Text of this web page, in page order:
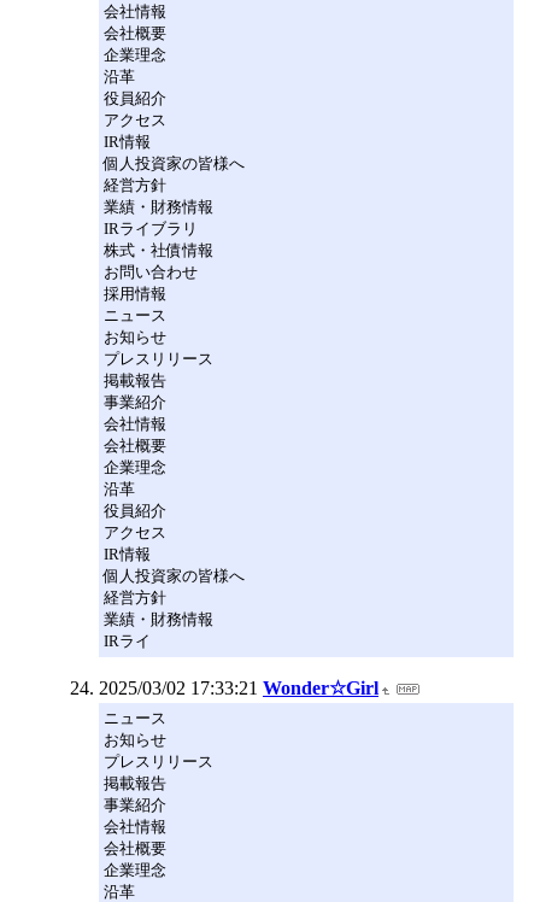
会社情報
会社概要
企業理念
沿革
役員紹介
アクセス
IR情報
個人投資家の皆様へ
経営方針
業績・財務情報
IRライブラリ
株式・社債情報
お問い合わせ
採用情報
ニュース
お知らせ
プレスリリース
掲載報告
事業紹介
会社情報
会社概要
企業理念
沿革
役員紹介
アクセス
IR情報
個人投資家の皆様へ
経営方針
業績・財務情報
IRライ
2025/03/02 17:33:21 Wonder☆Girl
ニュース
お知らせ
プレスリリース
掲載報告
事業紹介
会社情報
会社概要
企業理念
沿革